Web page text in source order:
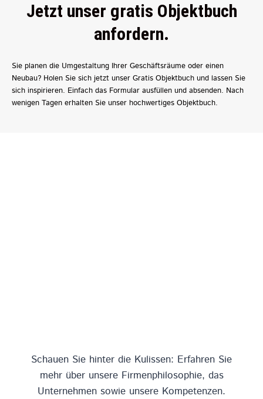
Jetzt unser gratis Objektbuch
anfordern.
Sie planen die Umgestaltung Ihrer Geschäftsräume oder einen
Neubau? Holen Sie sich jetzt unser Gratis Objektbuch und lassen Sie
sich inspirieren. Einfach das Formular ausfüllen und absenden. Nach
wenigen Tagen erhalten Sie unser hochwertiges Objektbuch.
Schauen Sie hinter die Kulissen: Erfahren Sie
mehr über unsere Firmenphilosophie, das
Unternehmen sowie unsere Kompetenzen.